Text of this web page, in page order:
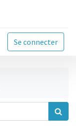
Se connecter